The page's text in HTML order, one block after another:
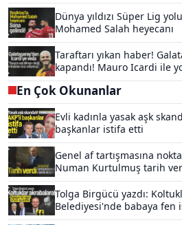
Dünya yıldızı Süper Lig
Mohamed Salah heyecanı
Taraftarı yıkan haber!
kapandı! Mauro Icardi ile
En Çok Okunanlar
Evli kadınla yasak aşk
başkanlar istifa etti
Genel af tartışmasına
Numan Kurtulmuş tarih
Tolga Birgücü yazdı:
Belediyesi'nde babaya fen